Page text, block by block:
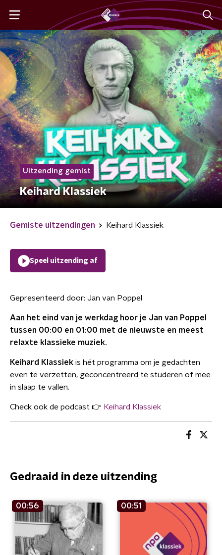
Uitzending gemist
Keihard Klassiek
Gemiste uitzendingen Keihard Klassiek
Speel uitzending af
Gepresenteerd door: Jan van Poppel
Aan het eind van je werkdag hoor je Jan van Poppel
tussen 00:00 en 01:00 met de nieuwste en meest
relaxte klassieke muziek.
Keihard Klassiek is hét programma om je gedachten
even te verzetten, geconcentreerd te studeren of mee
in slaap te vallen.
Check ook de podcast 👉 Keihard Klassiek
Gedraaid in deze uitzending
00:56 00:51